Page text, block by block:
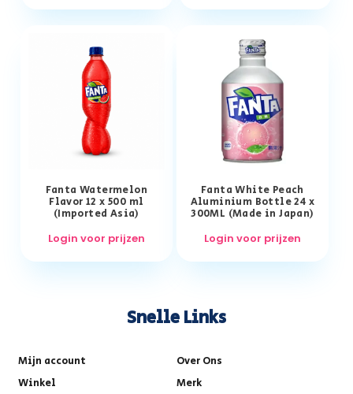
Fanta Watermelon
Flavor 12 x 500 ml
(Imported Asia)
Login voor prijzen
Fanta White Peach
Aluminium Bottle 24 x
300ML (Made in Japan)
Login voor prijzen
Snelle Links
Mijn account
Over Ons
Winkel
Merk